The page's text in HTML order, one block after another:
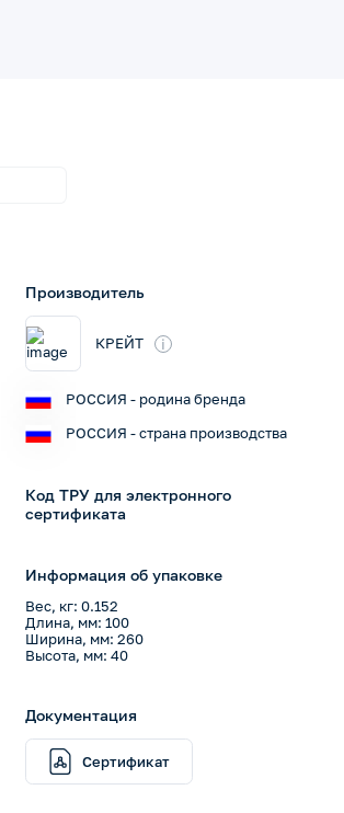
Производитель
КРЕЙТ i
РОССИЯ - родина бренда
РОССИЯ - страна производства
Код ТРУ для электронного
сертификата
Информация об упаковке
Вес, кг: 0.152
Длина, мм: 100
Ширина, мм: 260
Высота, мм: 40
Документация
Сертификат